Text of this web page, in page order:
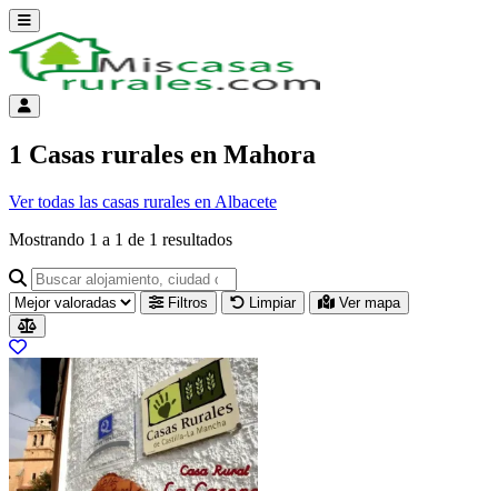
Abrir menú
Menú de cuenta
1 Casas rurales en Mahora
Ver todas las casas rurales en Albacete
Mostrando 1 a 1 de 1 resultados
Buscar alojamiento, ciudad o provincia para ir a su página
Filtros Limpiar Ver mapa
Resultados del listado